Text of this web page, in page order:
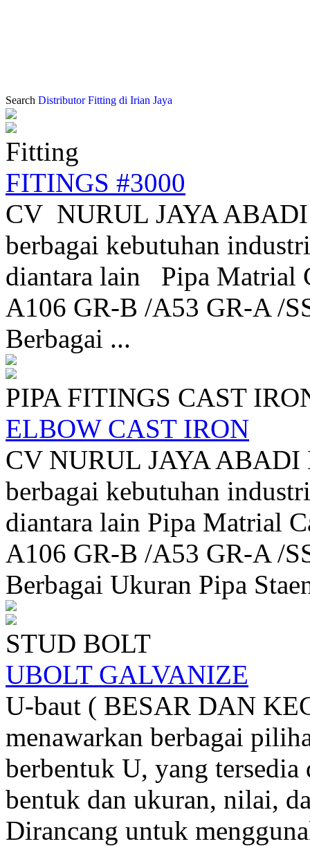
Search Distributor Fitting di Irian Jaya
Fitting
FITINGS #3000
CV NURUL JAYA
berbagai kebutuhan
diantara lain Pipa Matrial
A106 GR-B /A53 GR-A /
Berbagai ...
PIPA FITINGS CAST
ELBOW CAST IRON
CV NURUL JAYA ABADI
berbagai kebutuhan
diantara lain Pipa Matrial
A106 GR-B /A53 GR-A /
Berbagai Ukuran Pipa
STUD BOLT
UBOLT GALVANIZE
U-baut ( BESAR DAN
menawarkan berbagai
berbentuk U, yang tersedia
bentuk dan ukuran, nilai,
Dirancang untuk